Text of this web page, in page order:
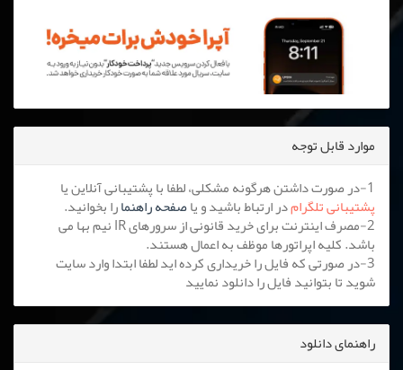
موارد قابل توجه
1-در صورت داشتن هرگونه مشکلی، لطفا با پشتیبانی آنلاین یا
پشتیبانی تلگرامدر ارتباط باشید و یاصفحه راهنمارا بخوانید.
2-مصرف اینترنت برای خرید قانونی از سرورهای IR نیم بها می
باشد. کلیه اپراتورها موظف به اعمال هستند.
3-در صورتی که فایل را خریداری کرده اید لطفا ابتدا وارد سایت
شوید تا بتوانید فایل را دانلود نمایید
راهنمای دانلود